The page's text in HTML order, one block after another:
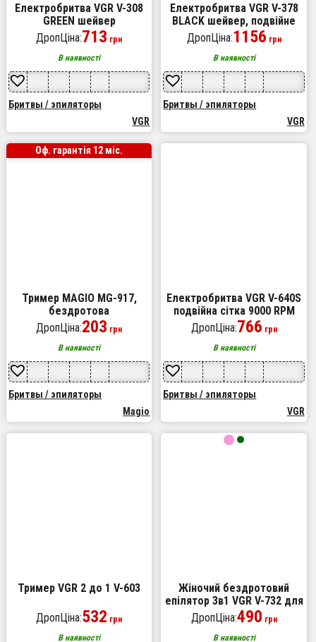
Електробритва VGR V-308
GREEN шейвер
ДропЦіна:713 грн
В наявності
Бритвы / эпиляторы
VGR
Електробритва VGR V-378
BLACK шейвер, подвійне
лезо, регулювання
потужності 7000-9000 RPM.
Колір: чорний
ДропЦіна:1156 грн
В наявності
Бритвы / эпиляторы
VGR
Тример MAGIO MG-917,
бездротова
електробритва, триммер
для вусів, електробритва з
насадками для бороди
ДропЦіна:203 грн
В наявності
Бритвы / эпиляторы
Magio
Оф. гарантія 12 міс.
Електробритва VGR V-640S
подвійна сітка 9000 RPM
ДропЦіна:766 грн
В наявності
Бритвы / эпиляторы
VGR
Тример VGR 2 до 1 V-603
ДропЦіна:532 грн
В наявності
Жіночий бездротовий
епілятор 3в1 VGR V-732 для
ніг та зони бікіні з
підсвічуванням та
дисплеєм. Колір: рожевий
ДропЦіна:490 грн
В наявності